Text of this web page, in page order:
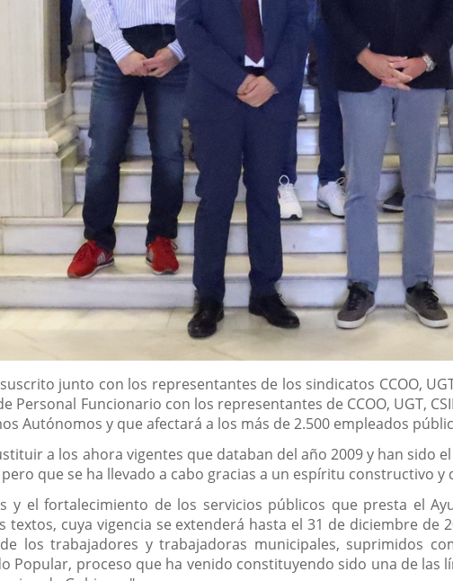
junto con los representantes de los sindicatos CCOO,
Personal Funcionario con los representantes de CCOO, UGT,
Autónomos y que afectará a los más de 2.500 empleados
a los ahora vigentes que databan del año 2009 y han sido
que se ha llevado a cabo gracias a un espíritu constructivo
y el fortalecimiento de los servicios públicos que presta el
textos, cuya vigencia se extenderá hasta el 31 de diciembre
los trabajadores y trabajadoras municipales, suprimidos
Popular, proceso que ha venido constituyendo sido una de las